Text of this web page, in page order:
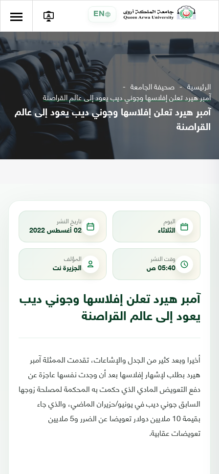
EN
الرئيسية صحيفة الجامعة
آمبر هيرد تعلن إفلاسها وجوني ديب يعود إلى عالم القراصنة
آمبر هيرد تعلن إفلاسها وجوني ديب يعود إلى عالم
القراصنة
اليوم
الثلاثاء
تاريخ النشر
02 أغسطس 2022
وقت النشر
05:40 ص
المؤلف
الجزيرة نت
آمبر هيرد تعلن إفلاسها وجوني ديب
يعود إلى عالم القراصنة
أخيرا وبعد كثير من الجدل والإشاعات، تقدمت الممثلة آمبر
هيرد بطلب لإشهار إفلاسها بعد أن وجدت نفسها عاجزة عن
دفع التعويض المادي الذي حكمت به المحكمة لمصلحة زوجها
السابق جوني ديب في يونيو/حزيران الماضي، والذي جاء
بقيمة 10 ملايين دولار تعويضا عن الضرر و5 ملايين
تعويضات عقابية.